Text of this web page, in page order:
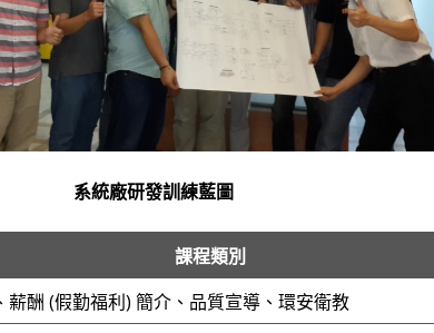
系統廠研發訓練藍圖
課程類別
酬 (假勤福利) 簡介、品質宣導、環安衛教